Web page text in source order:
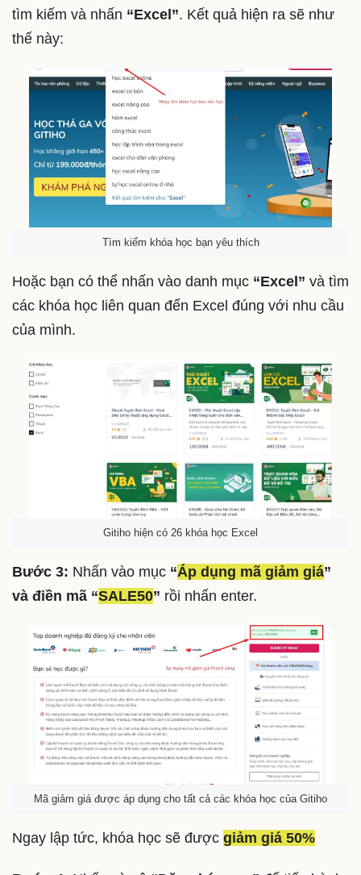
tìm kiếm và nhấn “Excel”. Kết quả hiện ra sẽ như
thế này:
Tìm kiếm khóa học bạn yêu thích
Hoặc bạn có thể nhấn vào danh mục “Excel” và tìm
các khóa học liên quan đến Excel đúng với nhu cầu
của mình.
Gitiho hiện có 26 khóa học Excel
Bước 3: Nhấn vào mục “Áp dụng mã giảm giá”
và điền mã “SALE50” rồi nhấn enter.
Mã giảm giá được áp dụng cho tất cả các khóa học của Gitiho
Ngay lập tức, khóa học sẽ được giảm giá 50%